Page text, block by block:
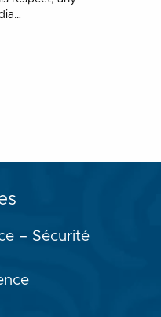
– Sécurité